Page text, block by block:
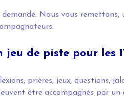
demande. Nous vous
jeu de piste pour les
prières, jeux, questions,
être accompagnés par